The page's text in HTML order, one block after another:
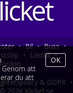
• Bil • Buss •
• Lastbil •
& GDPR •
© 2026 Klicket.se
Genom att
du att
OK